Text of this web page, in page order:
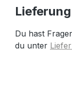
Du hast
du unter